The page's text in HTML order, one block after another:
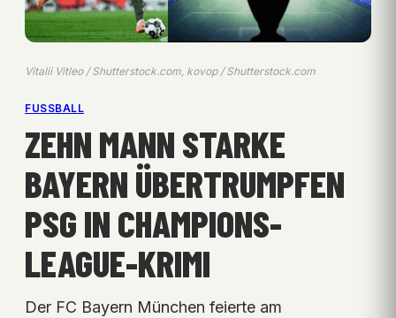
Vitalii Vitleo / Shutterstock.com, kovop / Shutterstock.com
FUSSBALL
ZEHN MANN STARKE
BAYERN ÜBERTRUMPFEN
PSG IN CHAMPIONS-
LEAGUE-KRIMI
Der FC Bayern München feierte am